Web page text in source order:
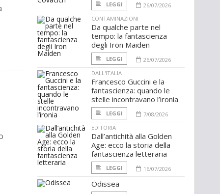
LEGGI
26/07/2026
CONTAMINAZIONI
Da qualche parte nel
tempo: la fantascienza
degli Iron Maiden
LEGGI
26/07/2026
DALL'ITALIA
Francesco Guccini e la
fantascienza: quando le
stelle incontravano l’ironia
LEGGI
7/08/2026
EDITORIA
Dall’antichità alla Golden
Age: ecco la storia della
fantascienza letteraria
LEGGI 16/07/2026
Odissea